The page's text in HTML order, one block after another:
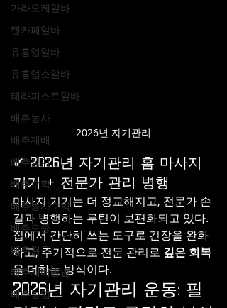
가라오케알바
텐카페알바
유흥업알바
유흥업소알바
테라피스트알바
배추농사
배추재배
배추심기
배추수확
배추농사수익
배추모종
배추결구
배추재배방법
배추농업
2026년 자기관리
✔ 2026년 자기관리 홈 마사지
기기 + 전문가 관리 병행
마사지 기기는 더 정교해지고, 전문가 손
길과 병행하는 루틴이 보편화되고 있다.
집에서 간단히 쓰는 도구로 긴장을 완화
하고, 주기적으로 전문 관리로 깊은 회복
을 더하는 방식이다.
2026년 자기관리 운동: 필